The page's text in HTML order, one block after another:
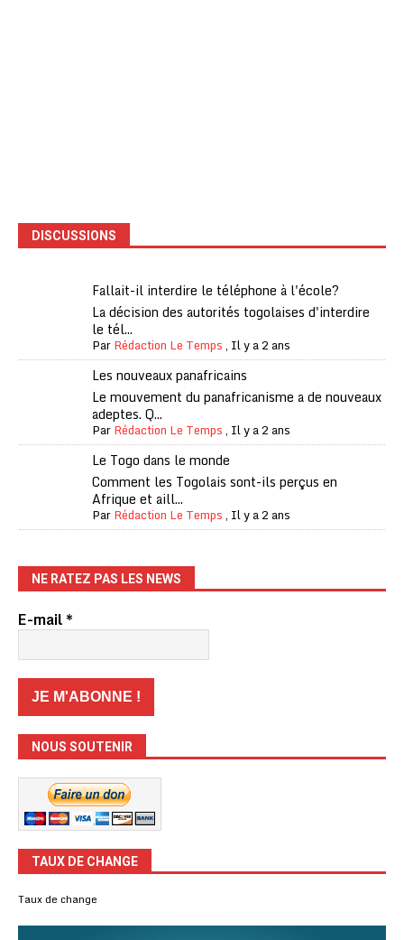
DISCUSSIONS
Fallait-il interdire le téléphone à l'école?
La décision des autorités togolaises d'interdire
le tél...
ParRédaction Le Temps, Il y a 2 ans
Les nouveaux panafricains
Le mouvement du panafricanisme a de nouveaux
adeptes. Q...
ParRédaction Le Temps, Il y a 2 ans
Le Togo dans le monde
Comment les Togolais sont-ils perçus en
Afrique et aill...
ParRédaction Le Temps, Il y a 2 ans
NE RATEZ PAS LES NEWS
E-mail*
NOUS SOUTENIR
TAUX DE CHANGE
Taux de change